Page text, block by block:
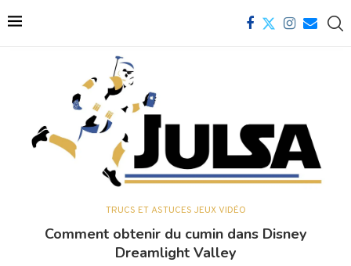
TRUCS ET ASTUCES JEUX VIDÉO
Comment obtenir du cumin dans Disney
Dreamlight Valley